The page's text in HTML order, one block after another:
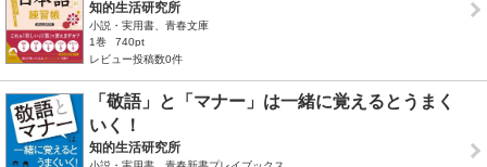
知的生活研究所
小説・実用書、青春文庫
1巻
740pt
レビュー投稿数0件
「敬語」と「マナー」は一緒に覚えるとうまく
いく！
知的生活研究所